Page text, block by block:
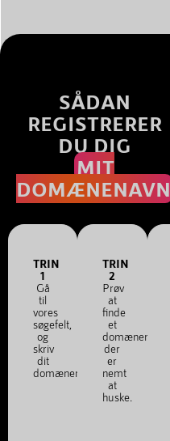
SÅDAN
REGISTRERER
DU DIG
MIT
DOMÆNENAVN
TRIN
1
Gå
til
vores
søgefelt,
og
skriv
dit
domænenavn.
TRIN
2
Prøv
at
finde
et
domænenavn,
der
er
nemt
at
huske.